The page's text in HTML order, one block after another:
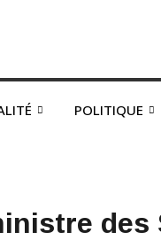
POLITIQUE
des